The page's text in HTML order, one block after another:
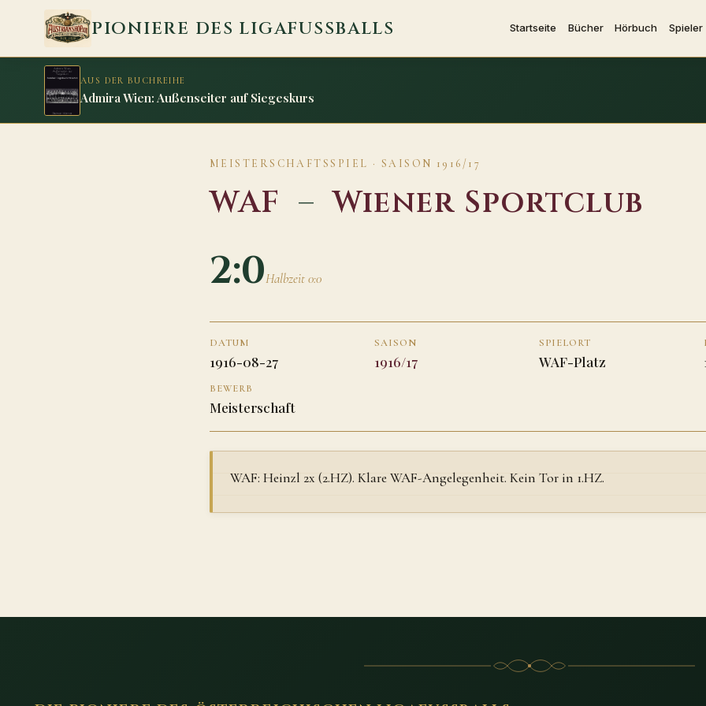
Zum Inhalt springen
PIONIERE DES LIGAFUSSBALLS Startseite Bücher Hörbuch Spieler
AUS DER BUCHREIHE
Admira Wien: Außenseiter auf Siegeskurs
MEISTERSCHAFTSSPIEL · SAISON 1916/17
WAF –Wiener Sportclub
2:0Halbzeit 0:0
DATUM
1916-08-27
SAISON
1916/17
SPIELORT
WAF-Platz
BEWERB
Meisterschaft
WAF: Heinzl 2x (2.HZ). Klare WAF-Angelegenheit. Kein Tor in 1.HZ.